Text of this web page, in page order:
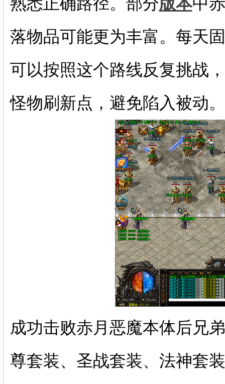
落物品可能更为丰富。每天
可以按照这个路线反复挑战
怪物刷新点，避免陷入被动。
成功击败赤月恶魔本体后兄
尊套装、圣战套装、法神套